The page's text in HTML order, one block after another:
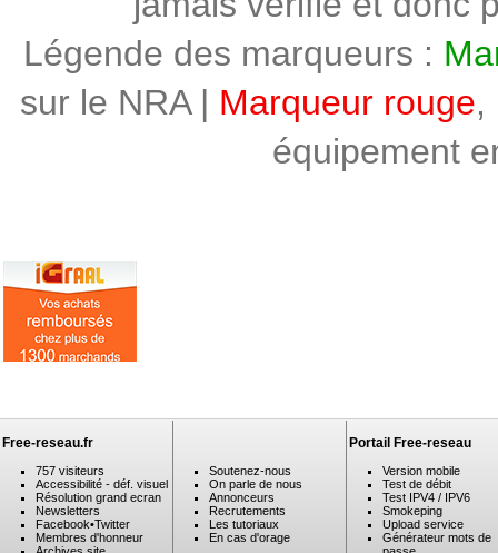
Légende des marqueurs :
sur le NRA | Marqueur rouge,
équipement
Free-reseau.fr
757 visiteurs
Accessibilité - déf. visuel
Résolution grand ecran
Newsletters
Facebook•Twitter
Membres d'honneur
Soutenez-nous
On parle de nous
Annonceurs
Recrutements
Les tutoriaux
En cas d'orage
Portail Free-reseau
Version mobile
Test de débit
Test IPV4 / IPV6
Smokeping
Upload service
Générateur mots de